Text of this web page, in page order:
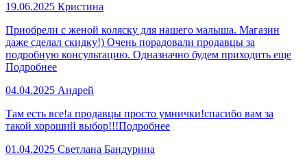
19.06.2025 Кристина
Приобрели с женой коляску для нашего малыша. Магазин
даже сделал скидку!) Очень порадовали продавцы за
подробную консультацию. Одназначно будем приходить еще
Подробнее
04.04.2025 Андрей
Там есть все!а продавцы просто умнички!спасибо вам за
такой хороший выбор!!!Подробнее
01.04.2025 Светлана Бандурина